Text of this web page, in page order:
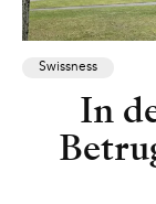
Swissness
In